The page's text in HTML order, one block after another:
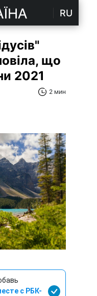
RU
що
2021
2 мин
с РБК-